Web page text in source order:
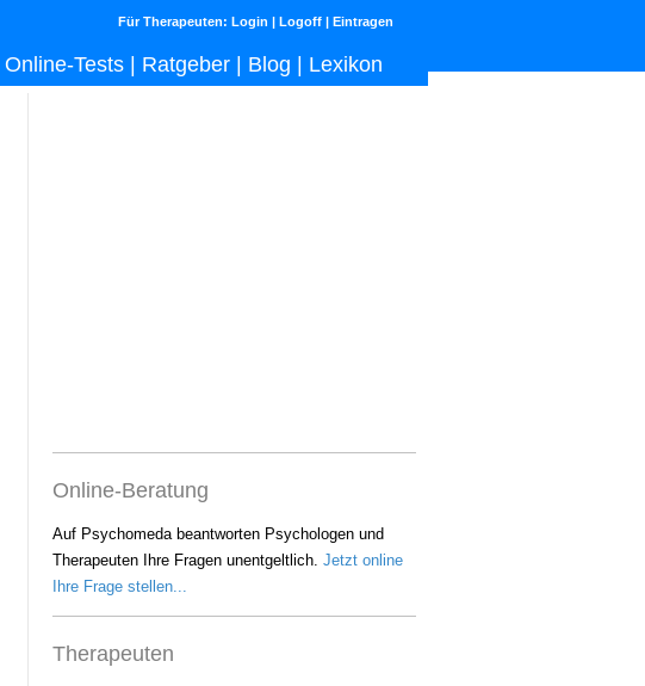
Für Therapeuten: Login | Logoff | Eintragen
Online-Tests Ratgeber Blog Lexikon
Online-Beratung
Auf Psychomeda beantworten Psychologen und
Therapeuten Ihre Fragen unentgeltlich. Jetzt online
Ihre Frage stellen...
Therapeuten